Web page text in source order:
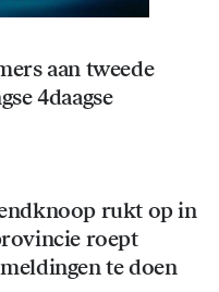
aan tweede
4daagse
rukt op in
roept
te doen